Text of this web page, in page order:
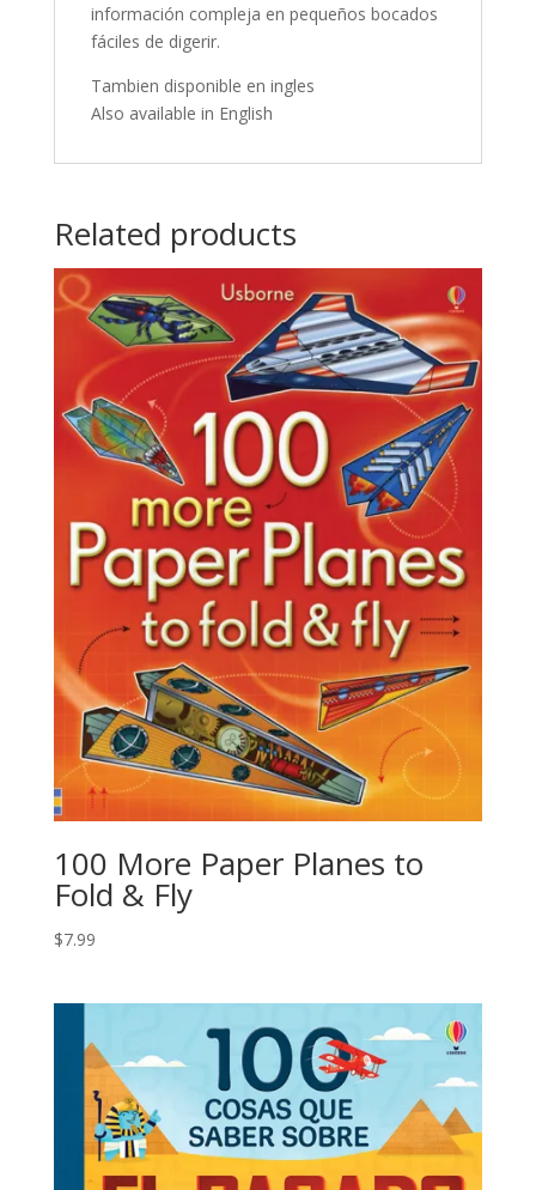
información compleja en pequeños bocados
fáciles de digerir.
Tambien disponible en ingles
Also available in English
Related products
100 More Paper Planes to
Fold & Fly
$7.99